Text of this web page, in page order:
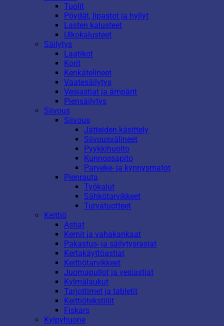
Tuolit
Pöydät, lipastot ja hyllyt
Lasten kalusteet
Ulkokalusteet
Säilytys
Laatikot
Korit
Kenkätelineet
Vaatesäilytys
Vesiastiat ja ämpärit
Piensäilytys
Siivous
Siivous
Jätteiden käsittely
Siivousvälineet
Pyykkihuolto
Kunnossapito
Parveke- ja kynnysmatot
Pienrauta
Työkalut
Sähkötarvikkeet
Turvatuotteet
Keittiö
Astiat
Kernit ja vahakankaat
Pakastus- ja säilytysrasiat
Kertakäyttöastiat
Keittiötarvikkeet
Juomapullot ja vesiastiat
Kylmälaukut
Tarjottimet ja tabletit
Keittiötekstiilit
Fiskars
Kylpyhuone